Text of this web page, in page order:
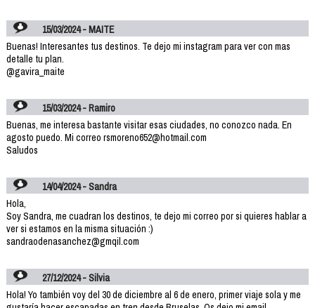
15/03/2024 - MAITE
Buenas! Interesantes tus destinos. Te dejo mi instagram para ver con mas
detalle tu plan.
@gavira_maite
15/03/2024 - Ramiro
Buenas, me interesa bastante visitar esas ciudades, no conozco nada. En
agosto puedo. Mi correo rsmoreno652@hotmail.com
Saludos
14/04/2024 - Sandra
Hola,
Soy Sandra, me cuadran los destinos, te dejo mi correo por si quieres hablar a
ver si estamos en la misma situación :)
sandraodenasanchez@gmqil.com
27/12/2024 - Silvia
Hola! Yo también voy del 30 de diciembre al 6 de enero, primer viaje sola y me